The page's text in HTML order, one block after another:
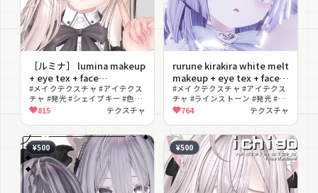
［ルミナ］ lumina makeup
+ eye tex + face
blendshape ♡ メイクテク
スチャ アイテクスチャ フェ
イスブレンドシェイプ
#メイクテクスチャ #アイテクス
チャ #発光 #シェイプキー #色変
え #かわいい
815 テクスチャ
rurune kirakira white melt
makeup + eye tex + face
blendshape ルルネ 白 メイ
クテクスチャ アイテクスチ
ャ フェイスブレンドシェイ
プ ラインストーン
#メイクテクスチャ #アイテクス
チャ #ラインストーン #発光 #病
みかわいい #とろけ目 #改変 #ゆ
764 テクスチャ
¥500 ¥500